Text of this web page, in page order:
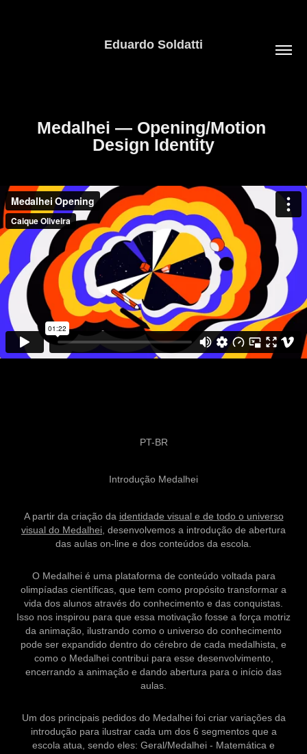
Eduardo Soldatti
Medalhei — Opening/Motion
Design Identity
PT-BR
Introdução Medalhei
A partir da criação da identidade visual e de todo o universo
visual do Medalhei , desenvolvemos a introdução de abertura
das aulas on-line e dos conteúdos da escola.
O Medalhei é uma plataforma de conteúdo voltada para
olimpíadas científicas, que tem como propósito transformar a
vida dos alunos através do conhecimento e das conquistas.
Isso nos inspirou para que essa motivação fosse a força motriz
da animação, ilustrando como o universo do conhecimento
pode ser expandido dentro do cérebro de cada medalhista, e
como o Medalhei contribui para esse desenvolvimento,
encerrando a animação e dando abertura para o início das
aulas.
Um dos principais pedidos do Medalhei foi criar variações da
introdução para ilustrar cada um dos 6 segmentos que a
escola atua, sendo eles: Geral/Medalhei - Matemática e